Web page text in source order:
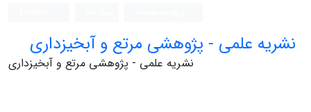
نشریه علمی - پژوهشی مرتع و آبخیزداری
نشریه علمی - پژوهشی مرتع و آبخیزداری